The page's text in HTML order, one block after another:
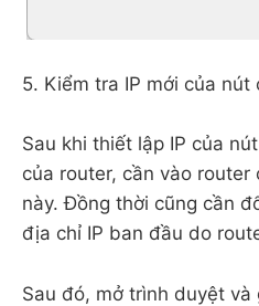
5. Kiểm tra IP mới của nút
Sau khi thiết lập IP của
của router, cần vào router
này. Đồng thời cũng cần
địa chỉ IP ban đầu do
Sau đó, mở trình duyệt và